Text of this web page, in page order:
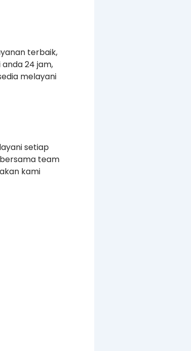
terbaik,
24 jam,
melayani
setiap
team
kami